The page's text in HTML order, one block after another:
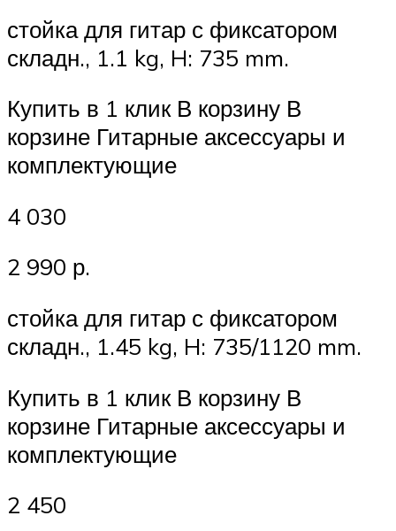
стойка для гитар с фиксатором
складн., 1.1 kg, H: 735 mm.
Купить в 1 клик В корзину В
корзине Гитарные аксессуары и
комплектующие
4 030
2 990 р.
стойка для гитар с фиксатором
складн., 1.45 kg, H: 735/1120 mm.
Купить в 1 клик В корзину В
корзине Гитарные аксессуары и
комплектующие
2 450